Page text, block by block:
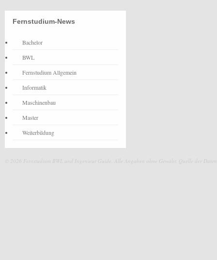
Fernstudium-News
Bachelor
BWL
Fernstudium Allgemein
Informatik
Maschinenbau
Master
Weiterbildung
© 2026 Fernstudium BWL und Ingenieur Guide. Alle Angaben ohne Gewähr. Quelle der